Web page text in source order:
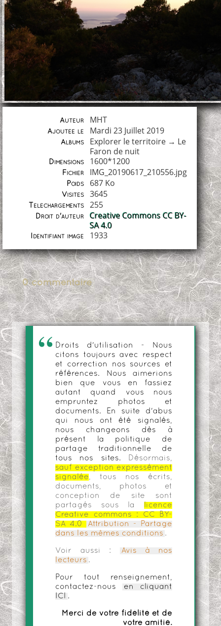
Auteur MHT
Ajoutée le Mardi 23 Juillet 2019
Albums Explorer le territoire→ Le
Faron de nuit
Dimensions 1600*1200
Fichier IMG_20190617_210556.jpg
Poids 687 Ko
Visites 3645
Téléchargements 255
Droit d'auteur
Creative Commons CC BY-
SA 4.0
Identifiant image 1933
0 commentaire
Droits d'utilisation - Nous
citons toujours avec respect
et correction nos sources et
références. Nous aimerions
bien que vous en fassiez
autant quand vous nous
empruntez photos et
documents. En suite d'abus
qui nous ont été signalés,
nous changeons dès à
présent la politique de
partage traditionnelle de
tous nos sites.
Désormais,
sauf exception expressément
signalée, tous nos écrits,
documents, photos et
conception de site sont
partagés sous la
licence
Creative commons :
CC BY-
SA 4.0
Attribution - Partage
dans les mêmes conditions .
Voir aussi :
Avis à nos
lecteurs .
Pour tout renseignement,
contactez-nous
en cliquant
ICI
.
Merci de votre fidélité et de
votre amitié.